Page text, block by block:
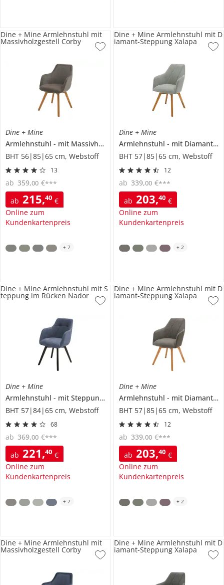
Dine + Mine
Armlehnstuhl
mit Massivholzgestell
Corby
BHT 56|85|65 cm, Webstoff
13
ab 215,40 €
Online zum
Kundenkartenpreis
ab 359,00 €***
Dine + Mine Armlehnstuhl mit
Massivholzgestell Corby
+ 7
Dine + Mine
Armlehnstuhl
mit Diamant-Steppung
BHT 57|85|65 cm, Webstoff
12
ab 203,40 €
Online zum
Kundenkartenpreis
ab 339,00 €***
Dine + Mine Armlehnstuhl mit D
iamant-Steppung Xalapa
+ 2
Dine + Mine
Armlehnstuhl
mit Steppung im Rücken
Nador
BHT 57|84|65 cm, Webstoff
68
ab 221,40 €
Online zum
Kundenkartenpreis
ab 369,00 €***
Dine + Mine Armlehnstuhl mit S
teppung im Rücken Nador
+ 7
Dine + Mine
Armlehnstuhl
mit Diamant-Steppung
BHT 57|85|65 cm, Webstoff
12
ab 203,40 €
Online zum
Kundenkartenpreis
ab 339,00 €***
Dine + Mine Armlehnstuhl mit D
iamant-Steppung Xalapa
+ 2
Dine + Mine Armlehnstuhl mit
Massivholzgestell Corby
Dine + Mine Armlehnstuhl mit D
iamant-Steppung Xalapa